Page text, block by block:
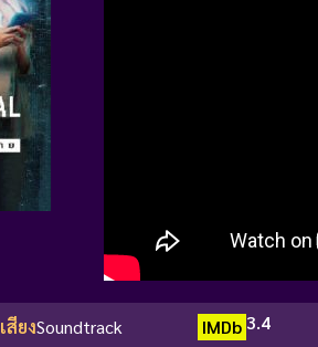
เสียงSoundtrack IMDb 3.4